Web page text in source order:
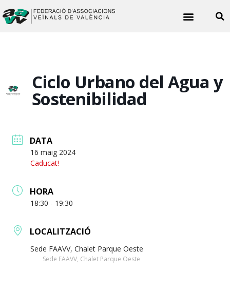
Ciclo Urbano del Agua y
Sostenibilidad
DATA
16 maig 2024
Caducat!
HORA
18:30 - 19:30
LOCALITZACIÓ
Sede FAAVV, Chalet Parque Oeste
Sede FAAVV, Chalet Parque Oeste